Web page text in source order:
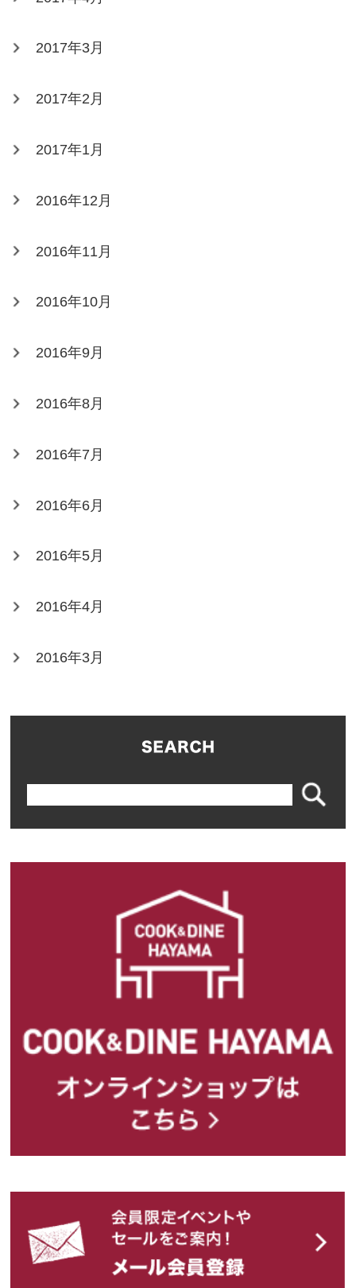
2017年3月
2017年2月
2017年1月
2016年12月
2016年11月
2016年10月
2016年9月
2016年8月
2016年7月
2016年6月
2016年5月
2016年4月
2016年3月